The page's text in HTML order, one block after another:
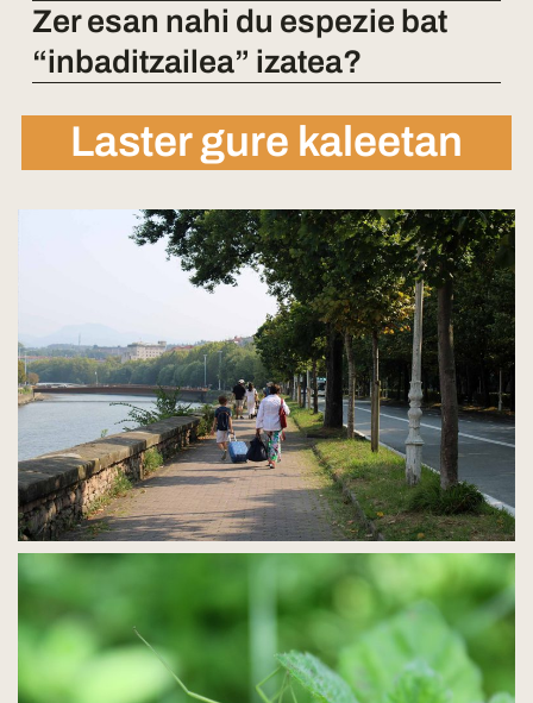
Zer esan nahi du espezie bat
“inbaditzailea” izatea?
Laster gure kaleetan